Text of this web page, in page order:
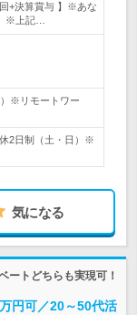
+決算賞与 】※あな
※上記…
※リモートワー
2日制（土・日）※
気になる
ートどちらも実現可！
円可／20～50代活